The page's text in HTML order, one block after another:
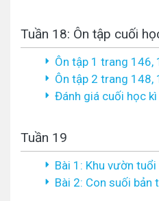
Tuần 18: Ôn tập cuối
Ôn tập 1 trang 146,
Ôn tập 2 trang 148,
Đánh giá cuối học kì
Tuần 19
Bài 1: Khu vườn
Bài 2: Con suối bản